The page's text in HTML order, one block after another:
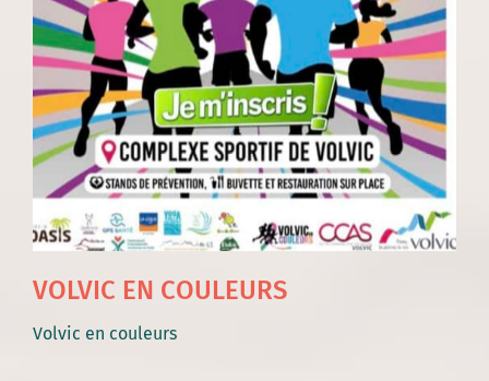
VOLVIC EN COULEURS
Volvic en couleurs